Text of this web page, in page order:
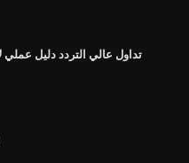
تداول عالي التردد دليل عملي